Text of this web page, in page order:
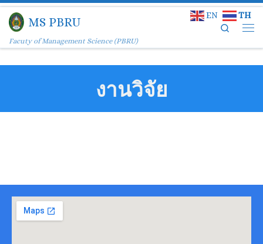
Skip to content
MS PBRU
Facuty of Management Science (PBRU)
Search
งานวิจัย
EN TH